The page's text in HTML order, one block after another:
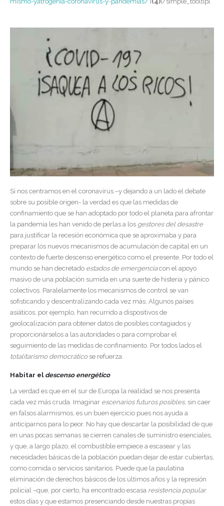
Si nos centramos en el coronavirus –y dejando a un lado el debate
sobre su posible origen- la verdad es que las medidas de
confinamiento que se han adoptado por todo el planeta para afrontar
la pandemia les han venido de perlas a los gestores del desastre
para justificar la recesión económica que se aproximaba y para
preparar los nuevos mecanismos de acumulación de capital en un
contexto de fuerte descenso energético como el presente. Por todo el
mundo se han decretado estados de emergenciacon el apoyo
masivo de una población sumida en una suerte de histeria y pánico
colectivos. Paralelamente los mecanismos de control se van
sofisticando y descentralizando cada vez más. Algunos países
asiáticos, por ejemplo, han recurrido a dispositivos de
geolocalización para obtener datos de posibles contagiados y
proporcionárselos a las autoridades o para comprobar el
seguimiento de las medidas de confinamiento. Por todos lados el
totalitarismo democrático se refuerza.
Habitar el descenso energético
La verdad es que en el sur de Europa la realidad se nos presenta
cada vez más cruda. Imaginar escenarios futuros posibles, sin caer
en falsos alarmismos, es un buen ejercicio pues nos ayuda a
anticiparnos para lo peor. No hay que descartar la posibilidad de que
en unas pocas semanas se cierren canales de suministro esenciales,
y que, a largo plazo, el combustible empiece a escasear y las
necesidades básicas de la población puedan dejar de estar cubiertas,
como comida o servicios sanitarios. Puede que la paulatina
eliminación de derechos básicos de los últimos años y la represión
policial –que, por cierto, ha encontrado escasa resistencia popular
estos días y que estamos presenciando desde nuestras propias